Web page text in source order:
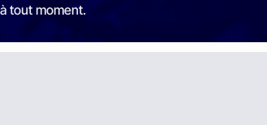
tout moment.